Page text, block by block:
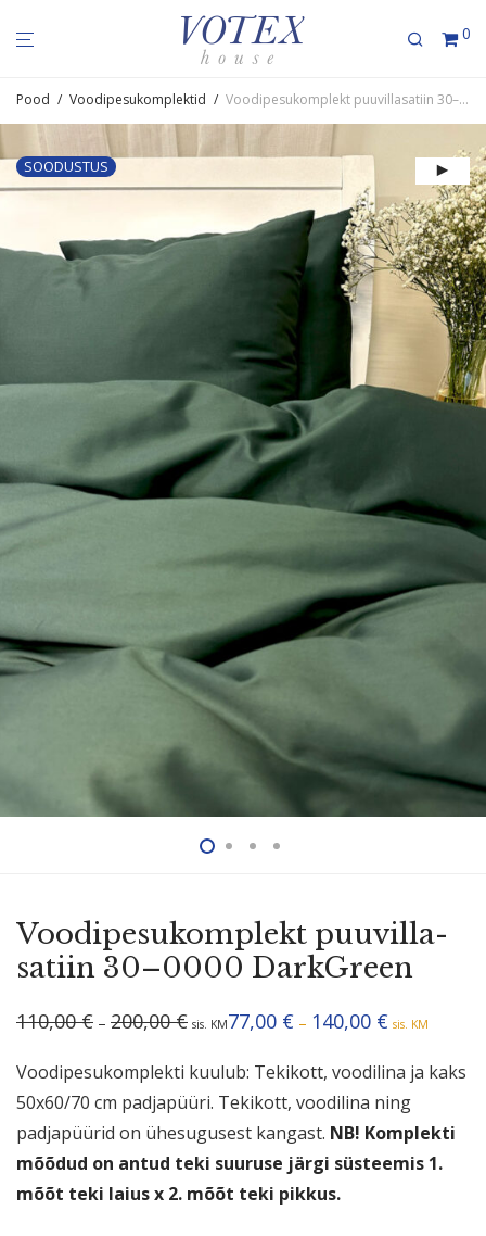
0
Pood / Voodipesukomplektid / Voodi­pe­su­komplekt puuvil­la­satiin 30–0000 DarkGreen
SOODUSTUS
Voodi­pe­su­komplekt puuvil­la­
satiin 30–0000 DarkGreen
110,00€ – 200,00€Hinnavahemik:
110,00 €
200,00 €
sis. KM77,00 € – 140,00 € 77,00 €
140,00 €
sis. KM
Voodipesukomplekti kuulub: Tekikott, voodilina ja kaks
50x60/70 cm padjapüüri. Tekikott, voodilina ning
padjapüürid on ühesugusest kangast. NB! Komplekti
mõõdud on antud teki suuruse järgi süsteemis 1.
mõõt teki laius x 2. mõõt teki pikkus.